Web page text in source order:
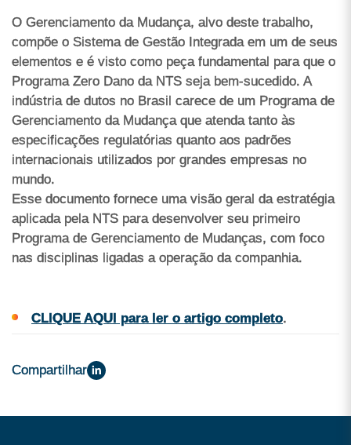
O Gerenciamento da Mudança, alvo deste trabalho,
compõe o Sistema de Gestão Integrada em um de seus
elementos e é visto como peça fundamental para que o
Programa Zero Dano da NTS seja bem-sucedido. A
indústria de dutos no Brasil carece de um Programa de
Gerenciamento da Mudança que atenda tanto às
especificações regulatórias quanto aos padrões
internacionais utilizados por grandes empresas no
mundo.
Esse documento fornece uma visão geral da estratégia
aplicada pela NTS para desenvolver seu primeiro
Programa de Gerenciamento de Mudanças, com foco
nas disciplinas ligadas a operação da companhia.
CLIQUE AQUI para ler o artigo completo.
Compartilhar